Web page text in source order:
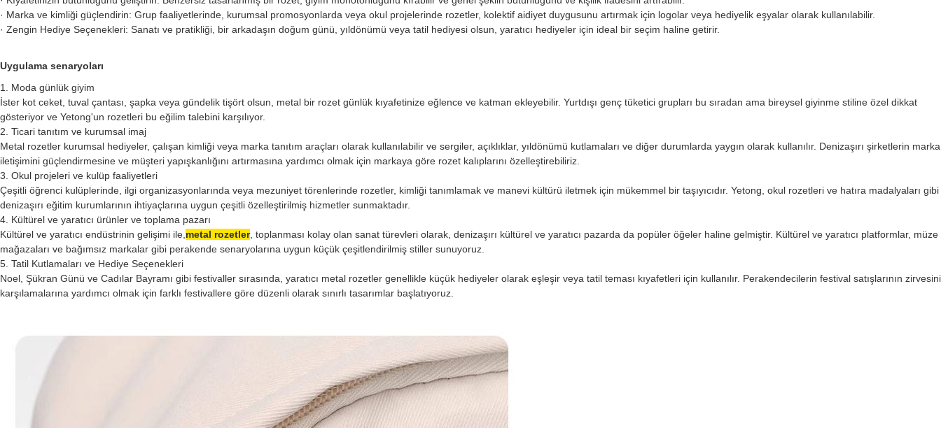
· Marka ve kimliği güçlendirin: Grup faaliyetlerinde, kurumsal promosyonlarda veya okul projelerinde rozetler, kolektif aidiyet duygusunu artırmak için logolar veya hediyelik eşyalar olarak kullanılabilir.
· Zengin Hediye Seçenekleri: Sanatı ve pratikliği, bir arkadaşın doğum günü, yıldönümü veya tatil hediyesi olsun, yaratıcı hediyeler için ideal bir seçim haline getirir.
Uygulama senaryoları
1. Moda günlük giyim
İster kot ceket, tuval çantası, şapka veya gündelik tişört olsun, metal bir rozet günlük kıyafetinize eğlence ve katman ekleyebilir. Yurtdışı genç tüketici grupları bu sıradan ama bireysel giyinme stiline özel dikkat
gösteriyor ve Yetong'un rozetleri bu eğilim talebini karşılıyor.
2. Ticari tanıtım ve kurumsal imaj
Metal rozetler kurumsal hediyeler, çalışan kimliği veya marka tanıtım araçları olarak kullanılabilir ve sergiler, açıklıklar, yıldönümü kutlamaları ve diğer durumlarda yaygın olarak kullanılır. Denizaşırı şirketlerin marka
iletişimini güçlendirmesine ve müşteri yapışkanlığını artırmasına yardımcı olmak için markaya göre rozet kalıplarını özelleştirebiliriz.
3. Okul projeleri ve kulüp faaliyetleri
Çeşitli öğrenci kulüplerinde, ilgi organizasyonlarında veya mezuniyet törenlerinde rozetler, kimliği tanımlamak ve manevi kültürü iletmek için mükemmel bir taşıyıcıdır. Yetong, okul rozetleri ve hatıra madalyaları gibi
denizaşırı eğitim kurumlarının ihtiyaçlarına uygun çeşitli özelleştirilmiş hizmetler sunmaktadır.
4. Kültürel ve yaratıcı ürünler ve toplama pazarı
Kültürel ve yaratıcı endüstrinin gelişimi ile, metal rozetler, toplanması kolay olan sanat türevleri olarak, denizaşırı kültürel ve yaratıcı pazarda da popüler öğeler haline gelmiştir. Kültürel ve yaratıcı platformlar, müze
mağazaları ve bağımsız markalar gibi perakende senaryolarına uygun küçük çeşitlendirilmiş stiller sunuyoruz.
5. Tatil Kutlamaları ve Hediye Seçenekleri
Noel, Şükran Günü ve Cadılar Bayramı gibi festivaller sırasında, yaratıcı metal rozetler genellikle küçük hediyeler olarak eşleşir veya tatil teması kıyafetleri için kullanılır. Perakendecilerin festival satışlarının zirvesini
karşılamalarına yardımcı olmak için farklı festivallere göre düzenli olarak sınırlı tasarımlar başlatıyoruz.